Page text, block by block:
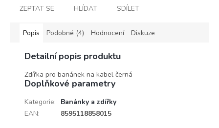
ZEPTAT SE HLÍDAT SDÍLET
Popis Podobné (4) Hodnocení Diskuze
Detailní popis produktu
Zdířka pro banánek na kabel černá
Doplňkové parametry
Kategorie:
Banánky a zdířky
EAN: 8595118858015